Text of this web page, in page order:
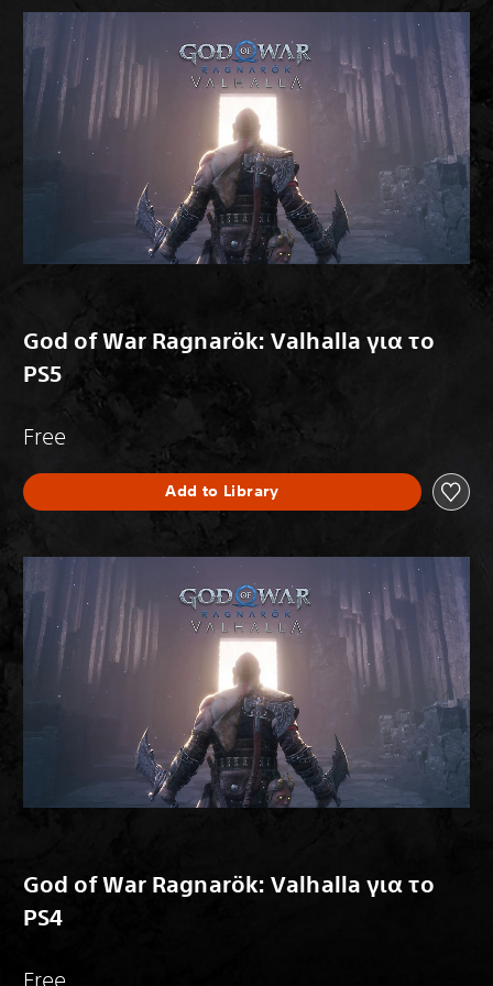
God of War Ragnarök: Valhalla για το
PS5
Free
Add to Library
God of War Ragnarök: Valhalla για το
PS4
Free